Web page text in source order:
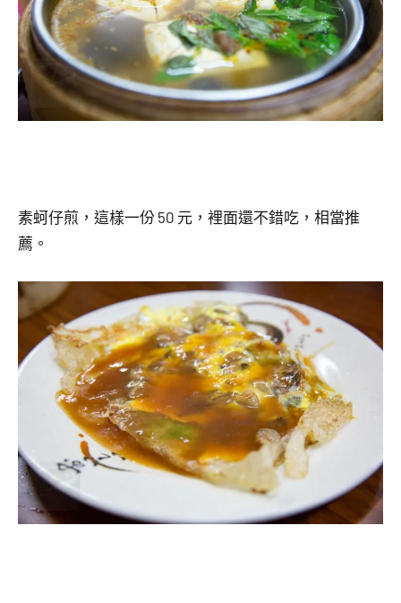
素蚵仔煎，這樣一份 50 元，裡面還不錯吃，相當推
薦。